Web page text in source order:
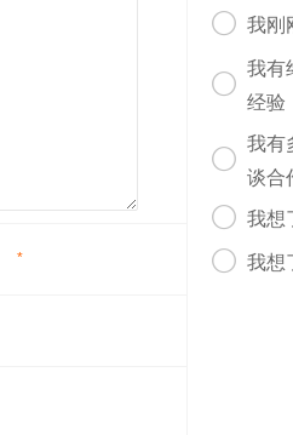
*
 我刚

我有
经验

我有
谈合
 我想
 我想